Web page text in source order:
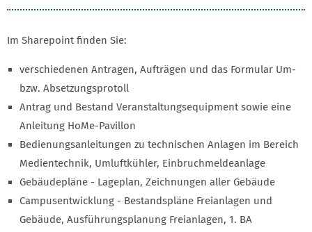
Im Sharepoint finden Sie:
verschiedenen Antragen, Aufträgen und das Formular Um-
bzw. Absetzungsprotoll
Antrag und Bestand Veranstaltungsequipment sowie eine
Anleitung HoMe-Pavillon
Bedienungsanleitungen zu technischen Anlagen im Bereich
Medientechnik, Umluftkühler, Einbruchmeldeanlage
Gebäudepläne - Lageplan, Zeichnungen aller Gebäude
Campusentwicklung - Bestandspläne Freianlagen und
Gebäude, Ausführungsplanung Freianlagen, 1. BA